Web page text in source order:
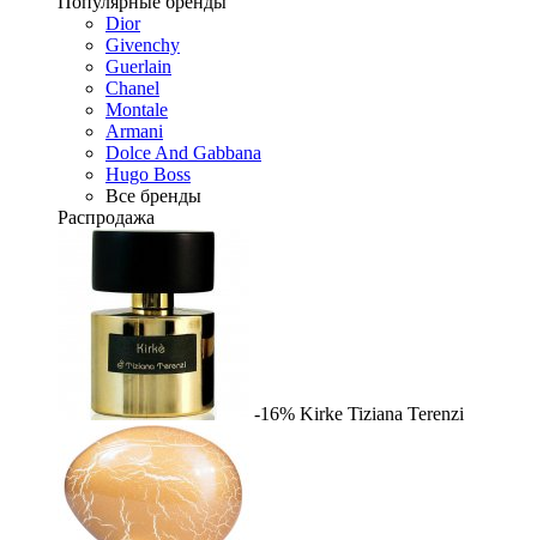
Dior
Givenchy
Guerlain
Chanel
Montale
Armani
Dolce And Gabbana
Hugo Boss
Все бренды
Распродажа
-16% Kirke Tiziana Terenzi